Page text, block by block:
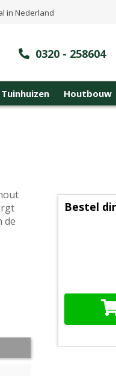
in Nederland
0320 - 258604
Tuinhuizen Houtbouw
de
Bestel